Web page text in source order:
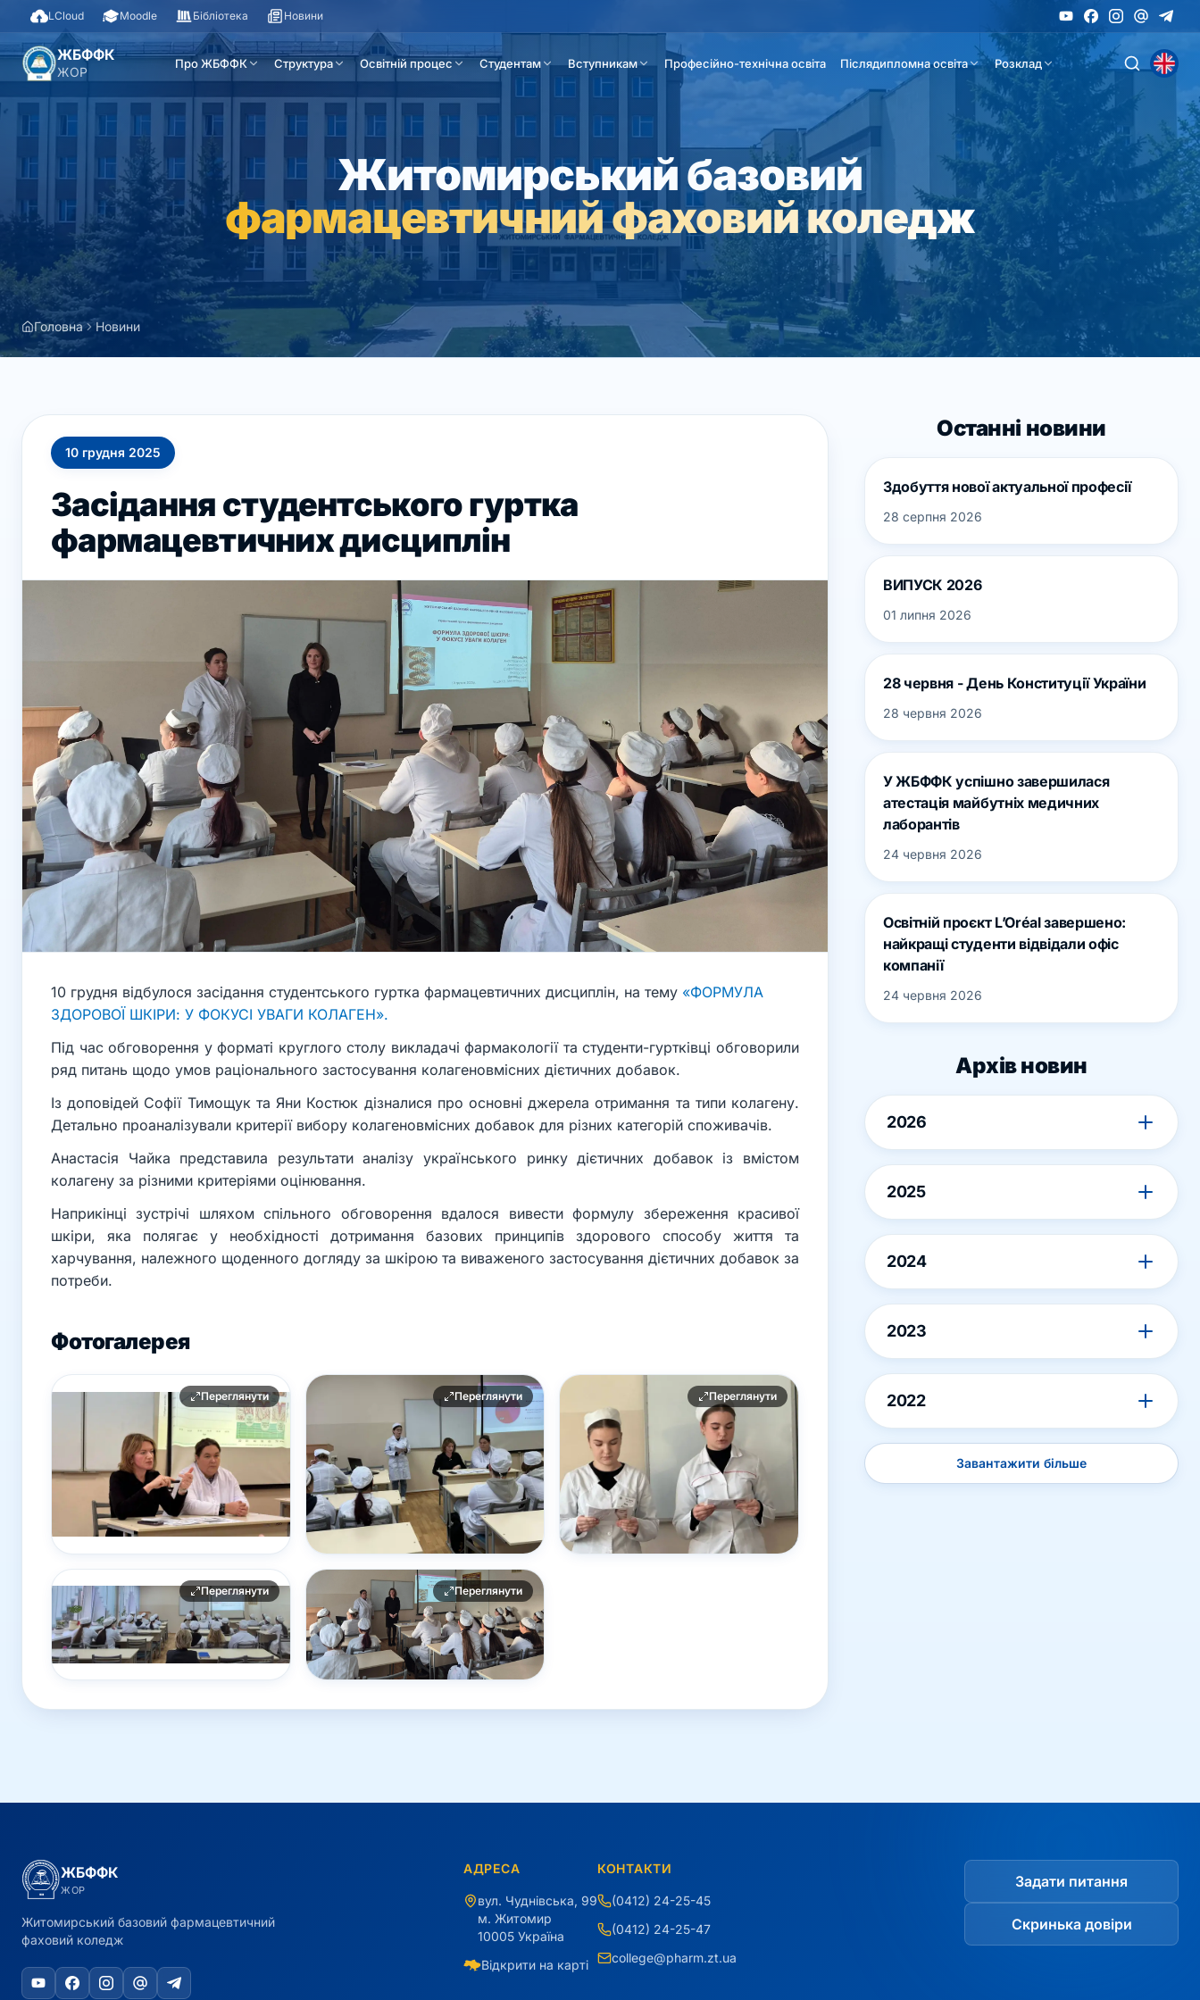
LCloud Moodle Бібліотека Новини
ЖБФФК
ЖОР
Про ЖБФФК Структура Освітній процес Студентам Вступникам Професійно-технічна освіта Післядипломна освіта Розклад
Житомирський базовий
фармацевтичний фаховий коледж
Головна Новини
10 грудня 2025
Засідання студентського гуртка
фармацевтичних дисциплін
10 грудня відбулося засідання студентського гуртка фармацевтичних дисциплін, на тему «ФОРМУЛА
ЗДОРОВОЇ ШКІРИ: У ФОКУСІ УВАГИ КОЛАГЕН».
Під час обговорення у форматі круглого столу викладачі фармакології та студенти-гуртківці обговорили
ряд питань щодо умов раціонального застосування колагеновмісних дієтичних добавок.
Із доповідей Софії Тимощук та Яни Костюк дізналися про основні джерела отримання та типи колагену.
Детально проаналізували критерії вибору колагеновмісних добавок для різних категорій споживачів.
Анастасія Чайка представила результати аналізу українського ринку дієтичних добавок із вмістом
колагену за різними критеріями оцінювання.
Наприкінці зустрічі шляхом спільного обговорення вдалося вивести формулу збереження красивої
шкіри, яка полягає у необхідності дотримання базових принципів здорового способу життя та
харчування, належного щоденного догляду за шкірою та виваженого застосування дієтичних добавок за
потреби.
Фотогалерея
Переглянути Переглянути Переглянути
Переглянути Переглянути
Останні новини
Здобуття нової актуальної професії
28 серпня 2026
ВИПУСК 2026
01 липня 2026
28 червня - День Конституції України
28 червня 2026
У ЖБФФК успішно завершилася
атестація майбутніх медичних
лаборантів
24 червня 2026
Освітній проєкт L’Oréal завершено:
найкращі студенти відвідали офіс
компанії
24 червня 2026
Архів новин
2026
2025
2024
2023
2022
Завантажити більше
ЖБФФК
ЖОР
Житомирський базовий фармацевтичний
фаховий коледж
АДРЕСА
вул. Чуднівська, 99
м. Житомир
10005 Україна
Відкрити на карті
КОНТАКТИ
(0412) 24-25-45
(0412) 24-25-47
college@pharm.zt.ua
Задати питання
Скринька довіри